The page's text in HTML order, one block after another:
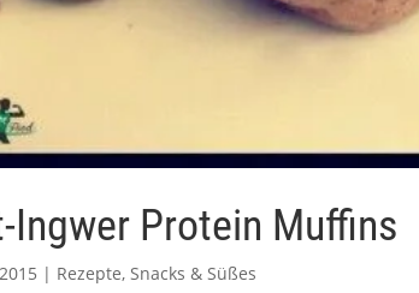
Ingwer Protein Muffins
| Rezepte, Snacks & Süßes